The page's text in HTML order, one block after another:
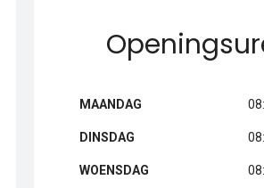
MAANDAG
DINSDAG
WOENSDAG